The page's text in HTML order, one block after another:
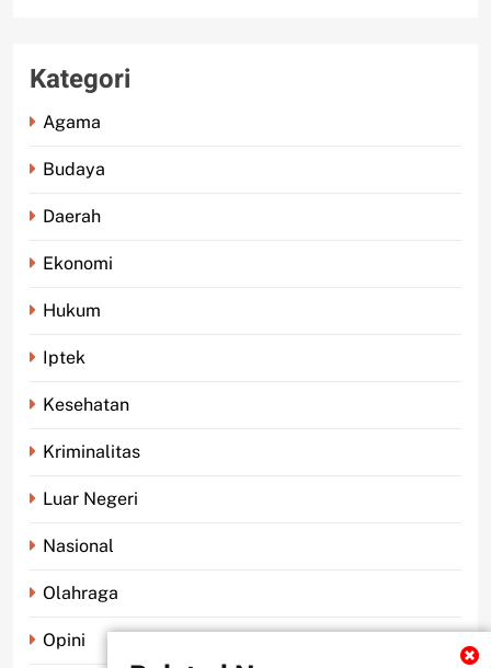
Kategori
Agama
Budaya
Daerah
Ekonomi
Hukum
Iptek
Kesehatan
Kriminalitas
Luar Negeri
Nasional
Olahraga
Opini